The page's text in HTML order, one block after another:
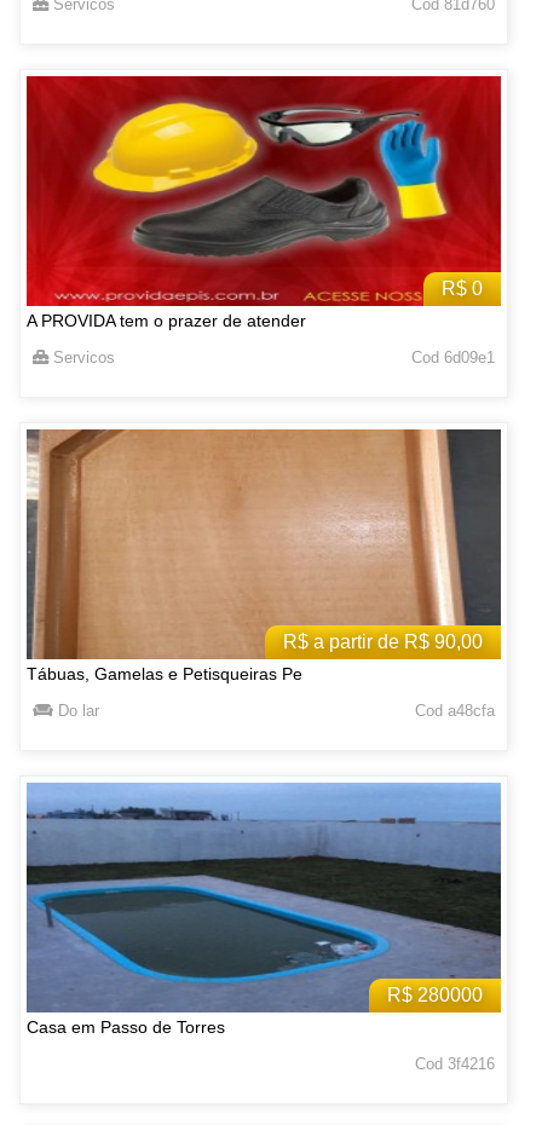
Servicos Cod 81d760
R$ 0
A PROVIDA tem o prazer de atender
Servicos Cod 6d09e1
R$ a partir de R$ 90,00
Tábuas, Gamelas e Petisqueiras Pe
Do lar Cod a48cfa
R$ 280000
Casa em Passo de Torres
Cod 3f4216